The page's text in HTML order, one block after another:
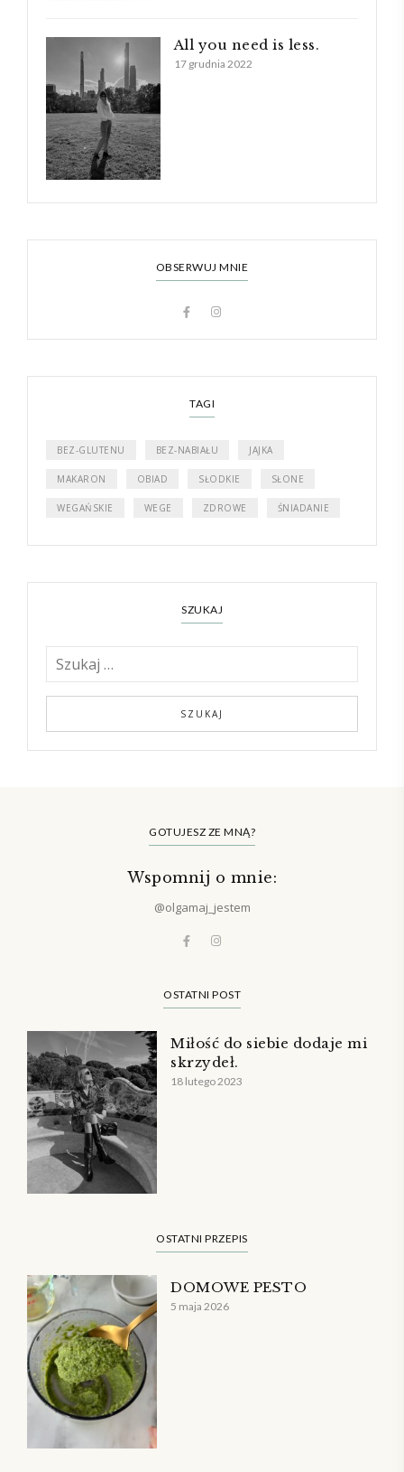
All you need is less.
17 grudnia 2022
OBSERWUJ MNIE
TAGI
BEZ-GLUTENU BEZ-NABIAŁU JAJKA
MAKARON OBIAD SŁODKIE SŁONE
WEGAŃSKIE WEGE ZDROWE ŚNIADANIE
SZUKAJ
GOTUJESZ ZE MNĄ?
Wspomnij o mnie:
@olgamaj_jestem
OSTATNI POST
Miłość do siebie dodaje mi
skrzydeł.
18 lutego 2023
OSTATNI PRZEPIS
DOMOWE PESTO
5 maja 2026